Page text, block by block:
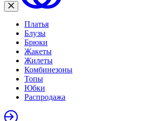
Платья
Блузы
Брюки
Жакеты
Жилеты
Комбинезоны
Топы
Юбки
Распродажа